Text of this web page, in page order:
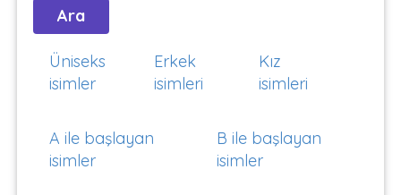
Üniseks
isimler
Erkek
isimleri
Kız
isimleri
A ile başlayan
isimler
B ile başlayan
isimler